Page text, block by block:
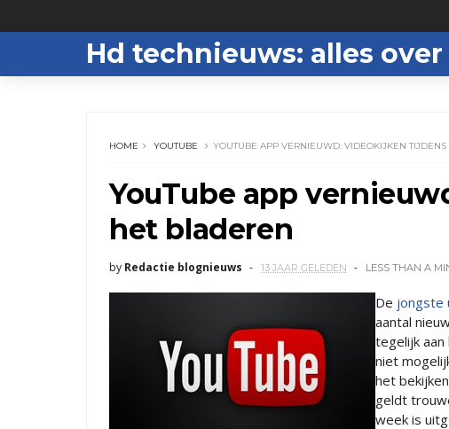
Hd technieuws: alles
HOME YOUTUBE YOUTUBE APP VERNIEUWD: VIDEOKIJKEN TIJDENS
YouTube app
het bladeren
by Redactie blognieuws 13 JAAR GELEDEN LESS THAN A
De jongste
aantal
tegelijk
niet
het
geldt
week is